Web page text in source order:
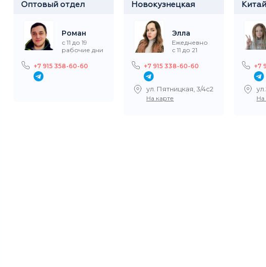
Оптовый отдел
Роман
с 11 до 19
рабочие дни
+7 915 358-60-60
Новокузнецкая
Элла
Ежедневно
с 11 до 21
+7 915 338-60-60
ул. Пятницкая, 3/4с2
На карте
+7
На